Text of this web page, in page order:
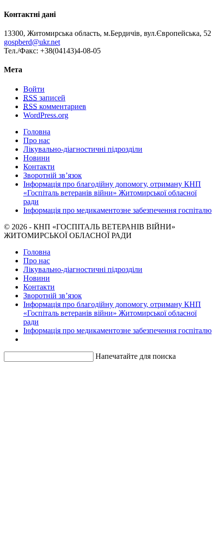
Контактні дані
13300, Житомирська область, м.Бердичів, вул.Європейська, 52
gospberd@ukr.net
Тел./Факс: +38(04143)4-08-05
Мета
Войти
RSS записей
RSS комментариев
WordPress.org
Головна
Про нас
Лікувально-діагностичні підрозділи
Новини
Контакти
Зворотній зв’язок
Інформація про благодійну допомогу, отриману КНП
«Госпіталь ветеранів війни» Житомирської обласної
ради
Інформація про медикаментозне забезпечення госпіталю
© 2026 - КНП «ГОСПІТАЛЬ ВЕТЕРАНІВ ВІЙНИ»
ЖИТОМИРСЬКОЇ ОБЛАСНОЇ РАДИ
Головна
Про нас
Лікувально-діагностичні підрозділи
Новини
Контакти
Зворотній зв’язок
Інформація про благодійну допомогу, отриману КНП
«Госпіталь ветеранів війни» Житомирської обласної
ради
Інформація про медикаментозне забезпечення госпіталю
Напечатайте для поиска